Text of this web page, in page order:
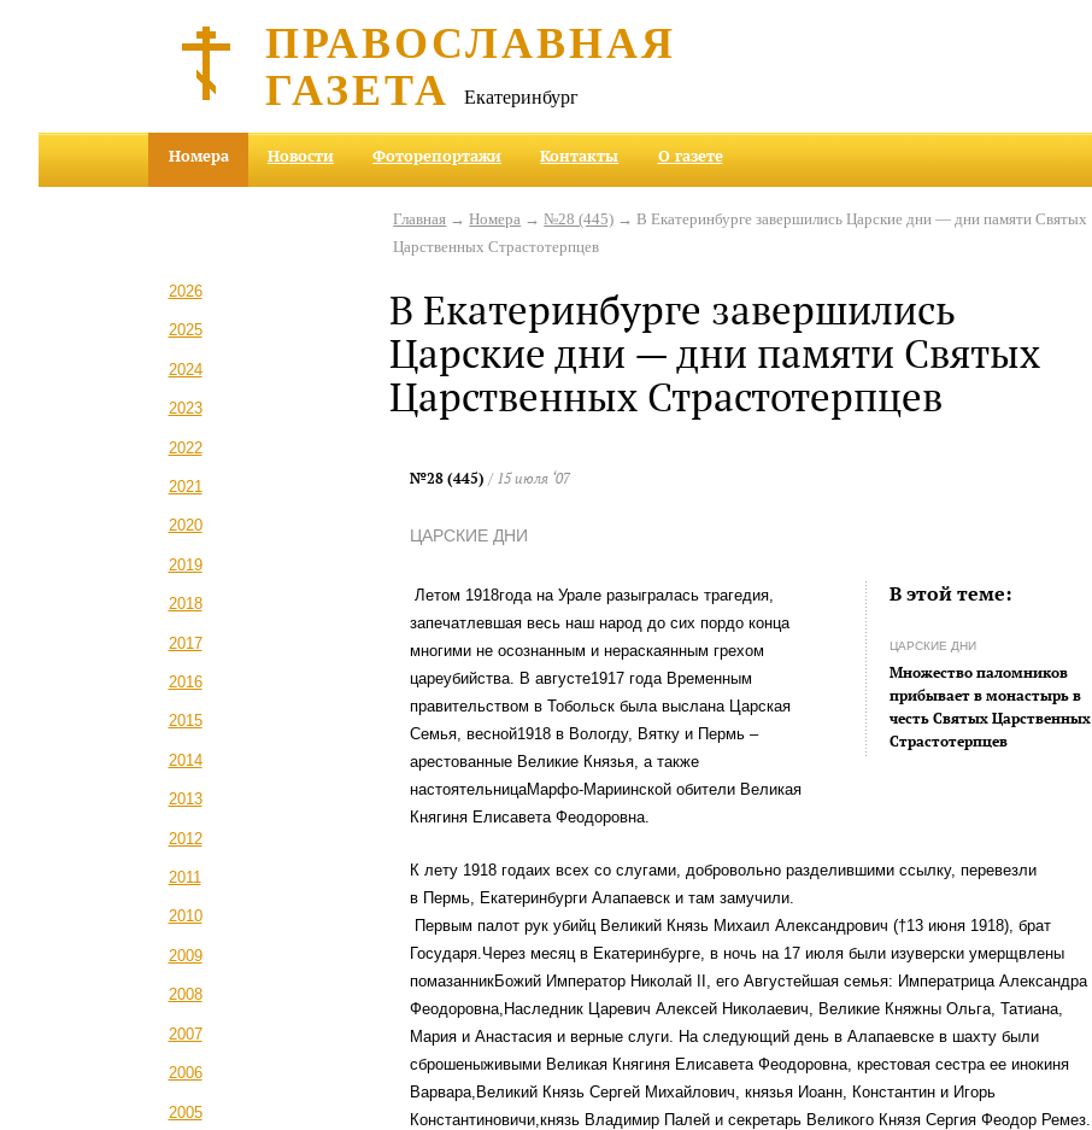
ПРАВОСЛАВНАЯ
ГАЗЕТА Екатеринбург
Номера Новости Фоторепортажи Контакты О газете
2026
2025
2024
2023
2022
2021
2020
2019
2018
2017
2016
2015
2014
2013
2012
2011
2010
2009
2008
2007
2006
2005
Главная →Номера →№28 (445) → В Екатеринбурге завершились Царские дни — дни памяти Святых
Царственных Страстотерпцев
В Екатеринбурге завершились
Царские дни — дни памяти Святых
Царственных Страстотерпцев
№28 (445) / 15 июля ‘07
ЦАРСКИЕ ДНИ
В этой теме:
ЦАРСКИЕ ДНИ
Множество паломников
прибывает в монастырь в
честь Святых Царственных
Страстотерпцев
Летом 1918года на Урале разыгралась трагедия,
запечатлевшая весь наш народ до сих пордо конца
многими не осознанным и нераскаянным грехом
цареубийства. В августе1917 года Временным
правительством в Тобольск была выслана Царская
Семья, весной1918 в Вологду, Вятку и Пермь –
арестованные Великие Князья, а также
настоятельницаМарфо-Мариинской обители Великая
Княгиня Елисавета Феодоровна.
К лету 1918 годаих всех со слугами, добровольно разделившими ссылку, перевезли
в Пермь, Екатеринбурги Алапаевск и там замучили.
Первым палот рук убийц Великий Князь Михаил Александрович (†13 июня 1918), брат
Государя.Через месяц в Екатеринбурге, в ночь на 17 июля были изуверски умерщвлены
помазанникБожий Император Николай II, его Августейшая семья: Императрица Александра
Феодоровна,Наследник Царевич Алексей Николаевич, Великие Княжны Ольга, Татиана,
Мария и Анастасия и верные слуги. На следующий день в Алапаевске в шахту были
сброшеныживыми Великая Княгиня Елисавета Феодоровна, крестовая сестра ее инокиня
Варвара,Великий Князь Сергей Михайлович, князья Иоанн, Константин и Игорь
Константиновичи,князь Владимир Палей и секретарь Великого Князя Сергия Феодор Ремез.